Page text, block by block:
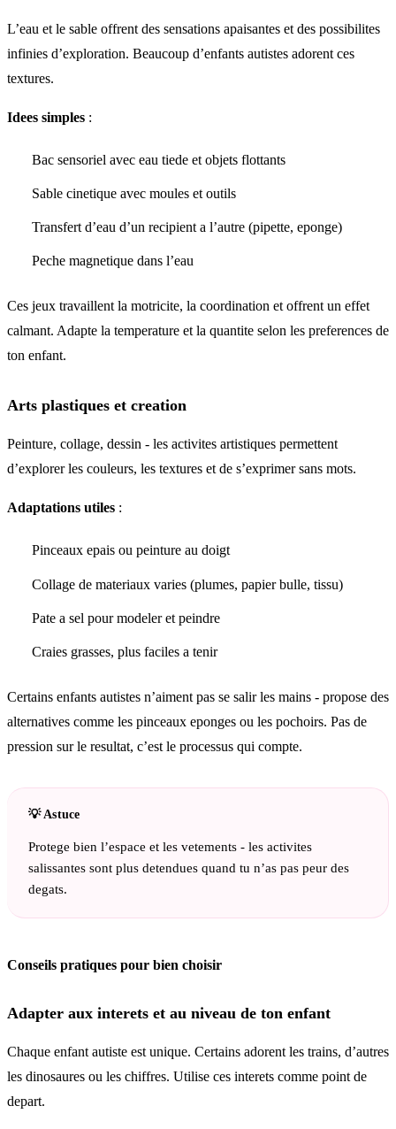
L’eau et le sable offrent des sensations apaisantes et des possibilites
infinies d’exploration. Beaucoup d’enfants autistes adorent ces
textures.
Idees simples :
Bac sensoriel avec eau tiede et objets flottants
Sable cinetique avec moules et outils
Transfert d’eau d’un recipient a l’autre (pipette, eponge)
Peche magnetique dans l’eau
Ces jeux travaillent la motricite, la coordination et offrent un effet
calmant. Adapte la temperature et la quantite selon les preferences de
ton enfant.
Arts plastiques et creation
Peinture, collage, dessin - les activites artistiques permettent
d’explorer les couleurs, les textures et de s’exprimer sans mots.
Adaptations utiles :
Pinceaux epais ou peinture au doigt
Collage de materiaux varies (plumes, papier bulle, tissu)
Pate a sel pour modeler et peindre
Craies grasses, plus faciles a tenir
Certains enfants autistes n’aiment pas se salir les mains - propose des
alternatives comme les pinceaux eponges ou les pochoirs. Pas de
pression sur le resultat, c’est le processus qui compte.
Protege bien l’espace et les vetements - les activites
salissantes sont plus detendues quand tu n’as pas peur des
degats.
Conseils pratiques pour bien choisir
Adapter aux interets et au niveau de ton enfant
Chaque enfant autiste est unique. Certains adorent les trains, d’autres
les dinosaures ou les chiffres. Utilise ces interets comme point de
depart.